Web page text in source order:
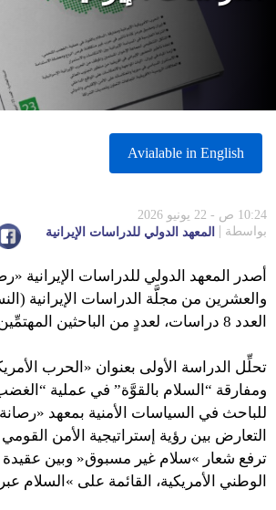
Avialable in English
10:24 ص - 22 يونيو 2026
بواسطة
المعهد الدولي للدراسات الإيرانية
أصدر المعهد الدولي للدراسات الإيرانية
والعشرين من مجلَّة الدراسات الإيرانية
العدد 8 دراسات، لعددٍ من الباحثين المهتمِّين بالشأن الإيراني.
تحلِّل الدراسة الأولى بعنوان «الحرب
ومفارقة “السلام بالقوَّة” في عملية
للباحث في السياسات الأمنية بمعهد
التعارض بين رؤية إستراتيجية الأمن
ترفع شعار »سلام غير مسبوق« وبين عقيدة
الوطني الأمريكية، القائمة على »السلام